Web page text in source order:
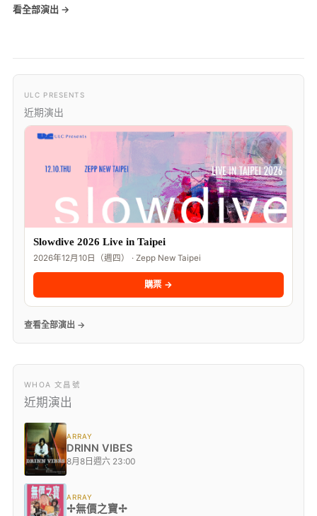
看全部演出 →
ULC PRESENTS
近期演出
Slowdive 2026 Live in Taipei
2026年12月10日（週四） · Zepp New Taipei
購票 →
查看全部演出 →
WHOA 文昌號
近期演出
ARRAY
DRINN VIBES
8月8日週六 23:00
ARRAY
✢無價之寶✢